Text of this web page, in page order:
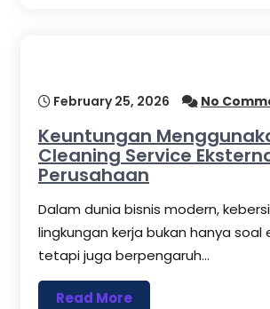
February 25, 2026 No
Keuntungan
Cleaning Service
Perusahaan
Dalam dunia bisnis modern,
lingkungan kerja bukan hanya soal
tetapi juga berpengaruh…
Read More